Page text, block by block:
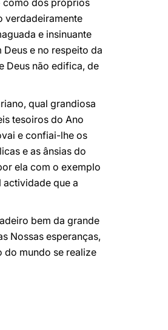
como dos próprios
verdadeiramente
e insinuante
e no respeito da
Deus não edifica, de
qual grandiosa
tesoiros do Ano
e confiai-lhe os
e as ânsias do
ela com o exemplo
actividade que a
bem da grande
Nossas esperanças,
do mundo se realize